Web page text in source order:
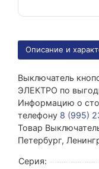
Описание и
Выключатель
ЭЛЕКТРО по
Информацию о
телефону 8 (995)
Товар
Петербург,
Серия: